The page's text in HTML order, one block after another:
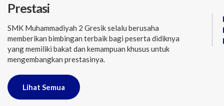
Prestasi
SMK Muhammadiyah 2 Gresik selalu berusaha
memberikan bimbingan terbaik bagi peserta didiknya
yang memiliki bakat dan kemampuan khusus untuk
mengembangkan prestasinya.
Lihat Semua